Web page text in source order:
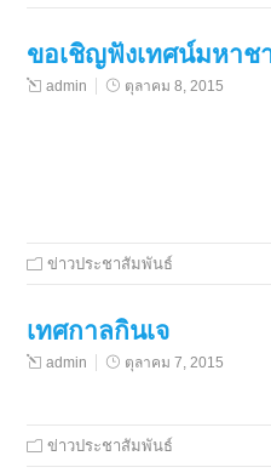
ขอเชิญฟังเทศน์มหา
admin ตุลาคม 8, 2015
ข่าวประชาสัมพันธ์
เทศกาลกินเจ
admin ตุลาคม 7, 2015
ข่าวประชาสัมพันธ์